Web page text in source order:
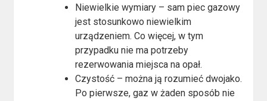
Niewielkie wymiary – sam piec gazowy
jest stosunkowo niewielkim
urządzeniem. Co więcej, w tym
przypadku nie ma potrzeby
rezerwowania miejsca na opał.
Czystość – można ją rozumieć dwojako.
Po pierwsze, gaz w żaden sposób nie